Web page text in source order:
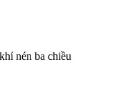
nén ba chiều